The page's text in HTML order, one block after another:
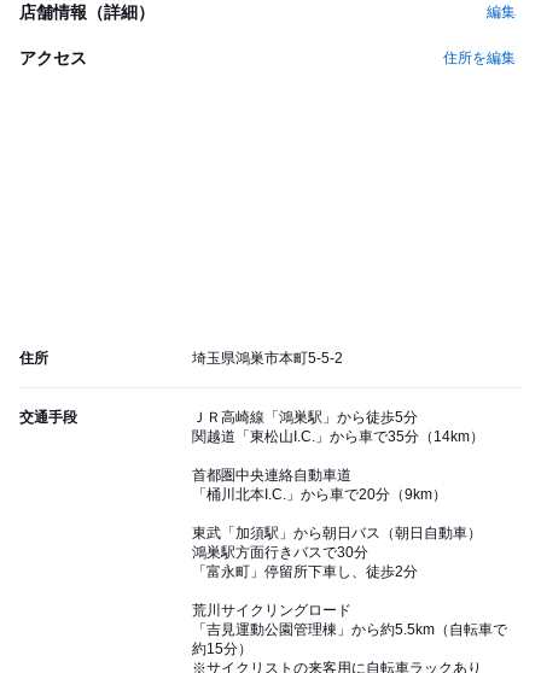
店舗情報（詳細） 編集
アクセス 住所を編集
住所 埼玉県鴻巣市本町5-5-2
交通手段
ＪＲ高崎線「鴻巣駅」から徒歩5分
関越道「東松山I.C.」から車で35分（14km）
首都圏中央連絡自動車道
「桶川北本I.C.」から車で20分（9km）
東武「加須駅」から朝日バス（朝日自動車）
鴻巣駅方面行きバスで30分
「富永町」停留所下車し、徒歩2分
荒川サイクリングロード
「吉見運動公園管理棟」から約5.5km（自転車で
約15分）
※サイクリストの来客用に自転車ラックあり